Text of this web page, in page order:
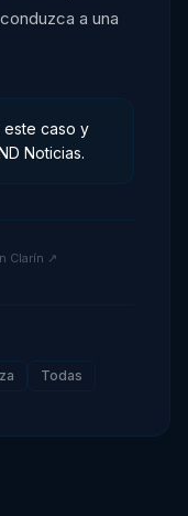
a una
este caso y
Noticias.
Clarín ↗
Todas